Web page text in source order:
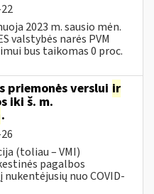
2023 m. sausio mėn.
valstybės narės PVM
bus taikomas 0 proc.
priemonės verslui ir
iki š. m.
.
(toliau – VMI)
pagalbos
nuo COVID-